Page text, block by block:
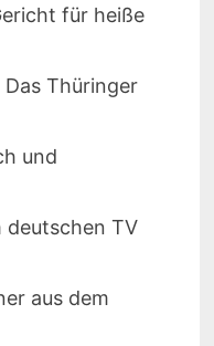
für heiße
Das Thüringer
und
deutschen TV
aus dem